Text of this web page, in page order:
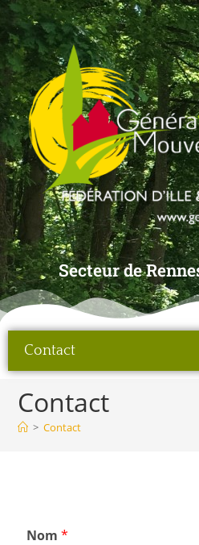
Secteur de
Contact
Contact
> Contact
Nom*